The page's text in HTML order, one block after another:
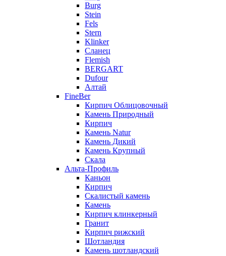
Burg
Stein
Fels
Stern
Klinker
Сланец
Flemish
BERGART
Dufour
Алтай
FineBer
Кирпич Облицовочный
Камень Природный
Кирпич
Камень Natur
Камень Дикий
Камень Крупный
Скала
Альта-Профиль
Каньон
Кирпич
Скалистый камень
Камень
Кирпич клинкерный
Гранит
Кирпич рижский
Шотландия
Камень шотландский